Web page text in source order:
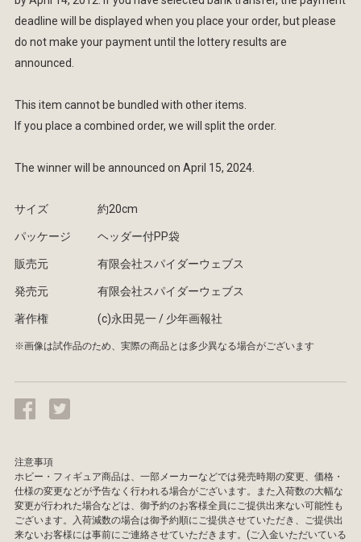
deadline will be displayed when you place your order, but please
do not make your payment until the lottery results are
announced.
This item cannot be bundled with other items.
If you place a combined order, we will split the order.
The winner will be announced on April 15, 2024.
サイズ 約20cm
パッケージ ヘッダー付PP袋
販売元 有限会社スパイダーウェブス
発売元 有限会社スパイダーウェブス
著作権 (c)永田晃一 / 少年画報社
※画像は試作品のため、実際の商品とは多少異なる場合がございます
注意事項
ホビー・フィギュア商品は、一部メーカーなどでは発売時期の変更、価格・
仕様の変更などが予告なく行われる場合がございます。また入荷数の大幅な
変更が行われた場合などは、御予約のお客様全員にご提供出来ない可能性も
ございます。入荷減数の場合は御予約順にご提供させていただき、ご提供出
来ないお客様には事前にご連絡させていただきます。(ご入金いただいている